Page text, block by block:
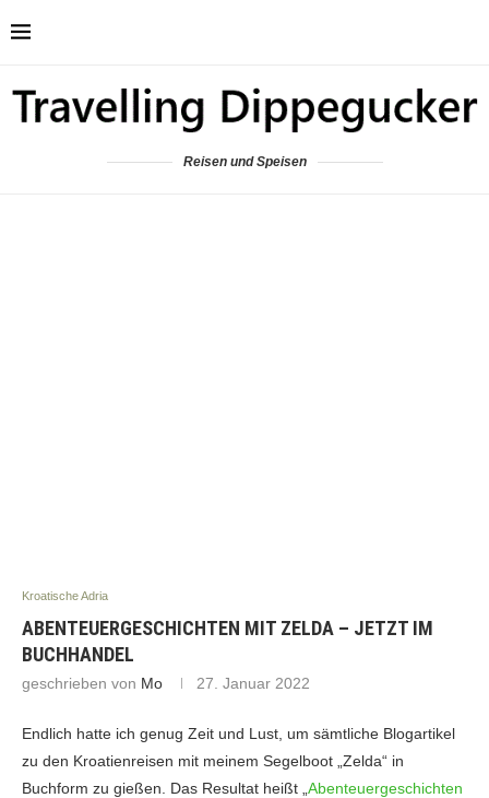
Reisen und Speisen
Kroatische Adria
ABENTEUERGESCHICHTEN MIT ZELDA – JETZT IM
BUCHHANDEL
geschrieben von Mo 27. Januar 2022
Endlich hatte ich genug Zeit und Lust, um sämtliche Blogartikel
zu den Kroatienreisen mit meinem Segelboot „Zelda“ in
Buchform zu gießen. Das Resultat heißt „ Abenteuergeschichten